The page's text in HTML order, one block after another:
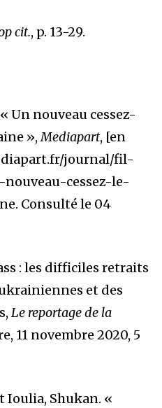
cit., p. 13-29.
Un nouveau cessez-
»,Mediapart, [en
journal/fil-
cessez-le-
Consulté le 04
: les difficiles retraits
et des
Le reportage de la
11 novembre 2020, 5
Ioulia, Shukan. «